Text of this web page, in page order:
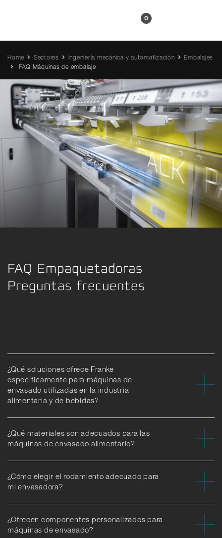
0
Home Sectores Ingeniería mecánica y automatización
Embalajes
FAQ Máquinas de embalaje
FAQ Empaquetadoras
Preguntas frecuentes
¿Qué soluciones ofrece Franke
específicamente para máquinas de
envasado utilizadas en la industria
alimentaria y de bebidas?
¿Qué materiales son adecuados para las
máquinas de envasado alimentario?
¿Cómo elegir el rodamiento adecuado para
mi envasadora?
¿Ofrecen componentes personalizados para
máquinas de envasado?